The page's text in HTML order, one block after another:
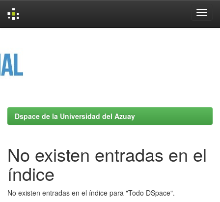
Dspace de la Universidad del Azuay
No existen entradas en el
índice
No existen entradas en el índice para "Todo DSpace".